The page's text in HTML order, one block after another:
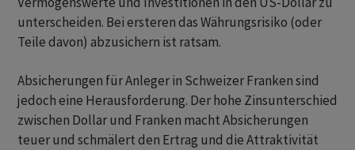
unterscheiden. Bei ersteren das Währungsrisiko (oder
Teile davon) abzusichern ist ratsam.
Absicherungen für Anleger in Schweizer Franken sind
jedoch eine Herausforderung. Der hohe Zinsunterschied
zwischen Dollar und Franken macht Absicherungen
teuer und schmälert den Ertrag und die Attraktivität